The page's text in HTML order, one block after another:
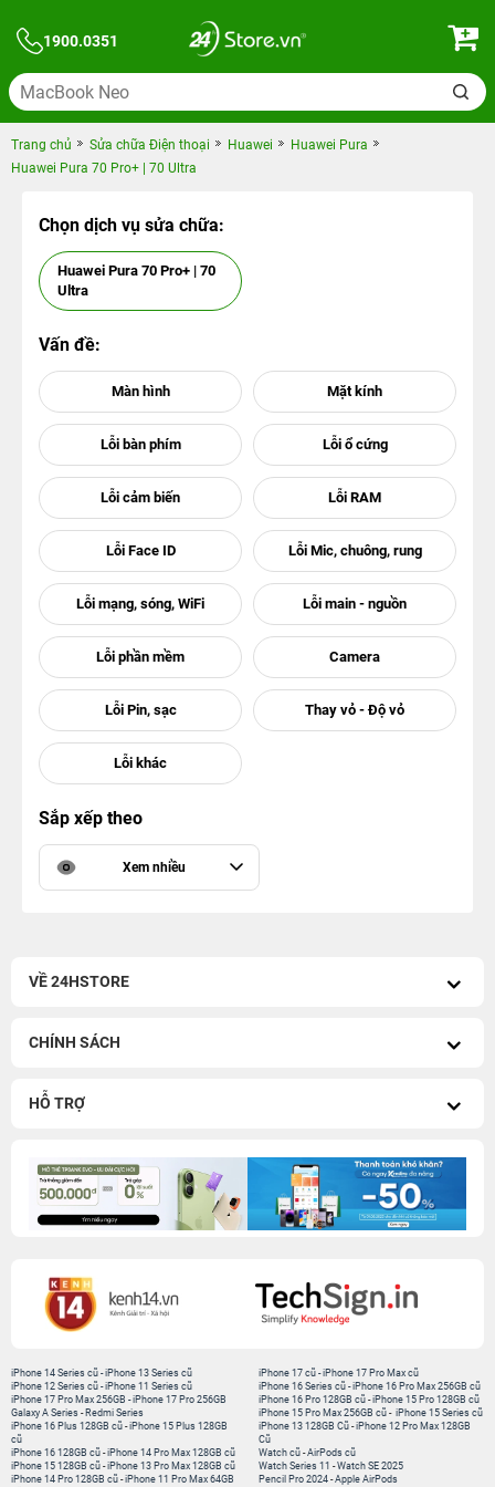
1900.0351
Trang chủ Sửa chữa Điện thoại Huawei
Huawei Pura
Huawei Pura 70 Pro+ | 70 Ultra
Chọn dịch vụ sửa chữa:
Huawei Pura 70 Pro+ | 70
Ultra
Vấn đề:
Sắp xếp theo
Xem nhiều
VỀ 24HSTORE
CHÍNH SÁCH
HỖ TRỢ
iPhone 14 Series cũ -iPhone 13 Series cũ
iPhone 12 Series cũ -iPhone 11 Series cũ
iPhone 17 Pro Max 256GB -iPhone 17 Pro 256GB
Galaxy A Series - Redmi Series
iPhone 17 cũ -iPhone 17 Pro Max cũ
iPhone 16 Series cũ - iPhone 16 Pro Max 256GB cũ
iPhone 16 Pro 128GB cũ -iPhone 15 Pro 128GB cũ
iPhone 15 Pro Max 256GB cũ - iPhone 15 Series cũ
iPhone 16 Plus 128GB cũ -iPhone 15 Plus 128GB
cũ
iPhone 16 128GB cũ -iPhone 14 Pro Max 128GB cũ
iPhone 15 128GB cũ -iPhone 13 Pro Max 128GB cũ
iPhone 14 Pro 128GB cũ -iPhone 11 Pro Max 64GB
iPhone 13 128GB Cũ -iPhone 12 Pro Max 128GB
Cũ
Watch cũ -AirPods cũ
Watch Series 11 -Watch SE 2025
Pencil Pro 2024 -Apple AirPods